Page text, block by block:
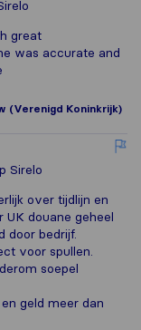
great
was accurate and
(Verenigd Koninkrijk)
Sirelo
over tijdlijn en
douane geheel
door bedrijf.
voor spullen.
soepel
geld meer dan